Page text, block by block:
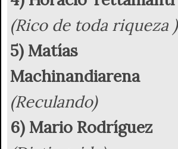
(Rico de toda riqueza )
5) Matías
Machinandiarena
(Reculando)
6) Mario Rodríguez